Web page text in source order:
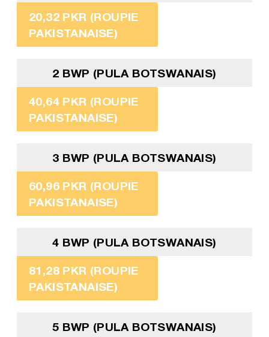
20,32 PKR (ROUPIE
PAKISTANAISE)
2 BWP (PULA BOTSWANAIS)
40,64 PKR (ROUPIE
PAKISTANAISE)
3 BWP (PULA BOTSWANAIS)
60,96 PKR (ROUPIE
PAKISTANAISE)
4 BWP (PULA BOTSWANAIS)
81,28 PKR (ROUPIE
PAKISTANAISE)
5 BWP (PULA BOTSWANAIS)